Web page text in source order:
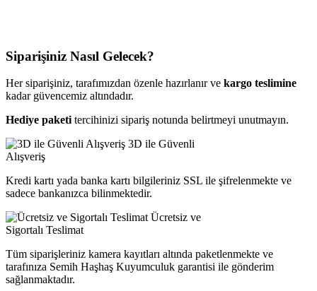
Siparişiniz Nasıl Gelecek?
Her siparişiniz, tarafımızdan özenle hazırlanır ve kargo teslimine
kadar güvencemiz altındadır.
Hediye paketi tercihinizi sipariş notunda belirtmeyi unutmayın.
3D ile Güvenli
Alışveriş
Kredi kartı yada banka kartı bilgileriniz SSL ile şifrelenmekte ve
sadece bankanızca bilinmektedir.
Ücretsiz ve
Sigortalı Teslimat
Tüm siparişleriniz kamera kayıtları altında paketlenmekte ve
tarafınıza Semih Haşhaş Kuyumculuk garantisi ile gönderim
sağlanmaktadır.